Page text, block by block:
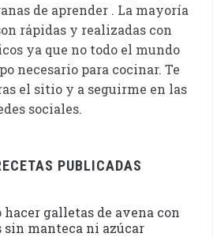
de aprender . La mayoría
rápidas y realizadas con
ya que no todo el mundo
necesario para cocinar. Te
el sitio y a seguirme en las
sociales.
PUBLICADAS
hacer galletas de avena con
sin manteca ni azúcar